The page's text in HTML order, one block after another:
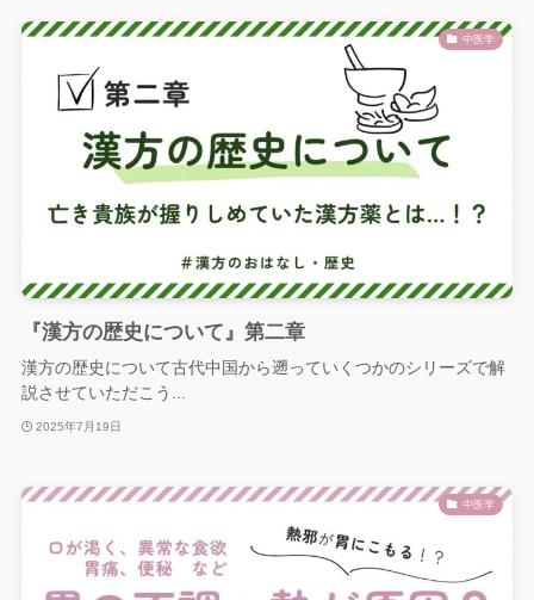
中医学
『漢方の歴史について』第二章
漢方の歴史について古代中国から遡っていくつかのシリーズで解
説させていただこう...
2025年7月19日
中医学